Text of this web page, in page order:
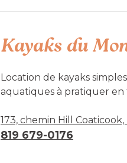
Kayaks du
Location de kayaks
aquatiques à pratiquer
Accessibilité mobilité
173, chemin Hill
819 679-0176